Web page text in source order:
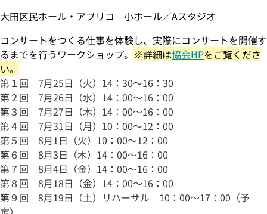
大田区民ホール・アプリコ 小ホール／Aスタジオ
コンサートをつくる仕事を体験し、実際にコンサートを開催す
るまでを行うワークショップ。 ※詳細は協会HPをご覧くださ
い。
第１回 7月25日（火）14：30～16：30
第２回 7月26日（水）14：00～16：00
第３回 7月27日（木）14：00～16：00
第４回 7月31日（月）10：00～12：00
第５回 8月1日（火）10：00～12：00
第６回 8月3日（木）14：00～16：00
第７回 8月4日（金）14：00～16：00
第８回 8月18日（金）14：00～16：00
第９回 8月19日（土）リハーサル 10：00～17：00（予